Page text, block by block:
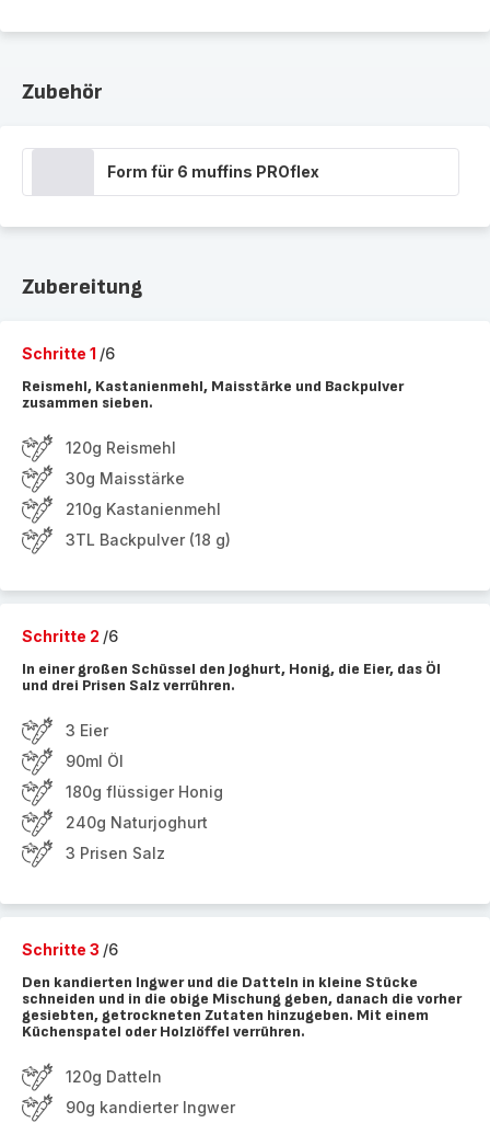
Zubehör
Form für 6 muffins PROflex
Zubereitung
Schritte 1 /6
Reismehl, Kastanienmehl, Maisstärke und Backpulver
zusammen sieben.
120g Reismehl
30g Maisstärke
210g Kastanienmehl
3TL Backpulver (18 g)
Schritte 2 /6
In einer großen Schüssel den Joghurt, Honig, die Eier, das Öl
und drei Prisen Salz verrühren.
3 Eier
90ml Öl
180g flüssiger Honig
240g Naturjoghurt
3 Prisen Salz
Schritte 3 /6
Den kandierten Ingwer und die Datteln in kleine Stücke
schneiden und in die obige Mischung geben, danach die vorher
gesiebten, getrockneten Zutaten hinzugeben. Mit einem
Küchenspatel oder Holzlöffel verrühren.
120g Datteln
90g kandierter Ingwer